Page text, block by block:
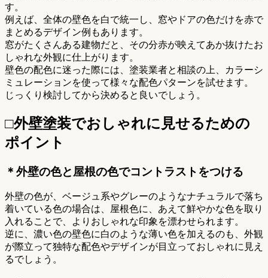
す。
例えば、全体の壁色を白で統一し、窓やドアの色だけを赤で
まとめるデザイン例もあります。
窓がたくさんある建物だと、その分赤が映えてあか抜けたお
しゃれな外観に仕上がります。
壁色の配色に迷った際には、塗装業者と相談の上、カラーシ
ミュレーションを使って様々な配色パターンを試せます。
じっくり検討してから決めると良いでしょう。
□外壁塗装でおしゃれに見せるための
ポイント
＊外壁の色と屋根の色でコントラストをつける
外壁の色が、ベージュ系やグレーのようなナチュラルで落ち
着いている色の場合は、屋根色に、あえて鮮やかな色を取り
入れることで、よりおしゃれな印象を漂わせられます。
逆に、濃い色の壁色に白のような薄い色を加えるのも、外観
が際立って独特な配色やデザインが目立っておしゃれに見え
るでしょう。